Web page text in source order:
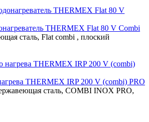
THERMEX Flat 80 V Combi
сталь, Flat combi , плоский
THERMEX IRP 200 V (combi) PRO
сталь, COMBI INOX PRO,